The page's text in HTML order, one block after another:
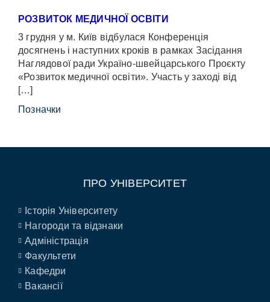
РОЗВИТОК МЕДИЧНОЇ ОСВІТИ
3 грудня у м. Київ відбулася Конференція
досягнень і наступних кроків в рамках Засідання
Наглядової ради Україно-швейцарського Проєкту
«Розвиток медичної освіти». Участь у заході від
[…]
Позначки
ПРО УНІВЕРСИТЕТ
Історія Університету
Нагороди та відзнаки
Адміністрація
Факультети
Кафедри
Вакансії